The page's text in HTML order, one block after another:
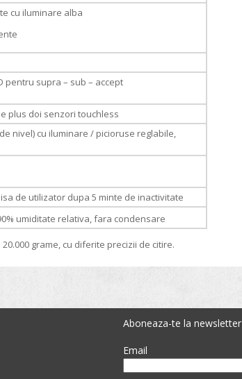
cu iluminare alba
pentru supra – sub – accept
plus doi senzori touchless
nivel) cu iluminare / picioruse reglabile,
de utilizator dupa 5 minte de inactivitate
umiditate relativa, fara condensare
grame, cu diferite precizii de citire.
Aboneaza-te la newsletter
Email